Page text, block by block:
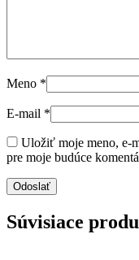
Meno *
E-mail *
Uložiť moje meno, e-
pre moje budúce
Súvisiace